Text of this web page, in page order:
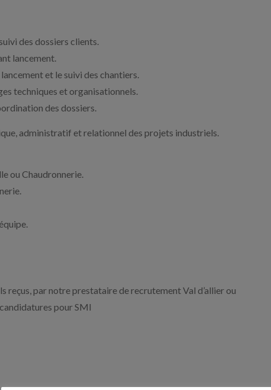
des dossiers clients.
lancement.
et le suivi des chantiers.
techniques et organisationnels.
des dossiers.
administratif et relationnel des projets industriels.
ou Chaudronnerie.
par notre prestataire de recrutement Val d’allier ou
pour SMI